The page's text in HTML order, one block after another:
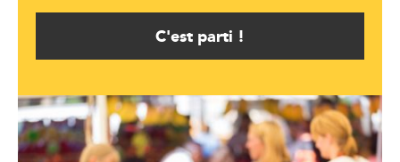
C'est parti !